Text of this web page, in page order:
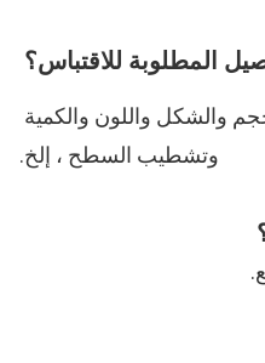
وتشطيب السطح ، إلخ.